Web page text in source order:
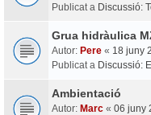
Publicat a Discussió:
Grua hidràulica
Autor: Pere « 18 juny
Publicat a Discussió:
Ambientació
Autor: Marc « 06 juny